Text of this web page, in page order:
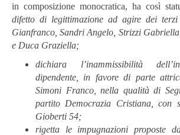
in composizione monocratica, ha così
difetto di legittimazione ad agire dei terzi
Gianfranco, Sandri Angelo, Strizzi Ga
e Duca Graziella;
dichiara
l’inammissibilità
dipendente,
in favore di parte
Simoni Franco, nella qualità di
partito Democrazia Cristiana, con
Gioberti 54;
rigetta le impugnazioni proposte